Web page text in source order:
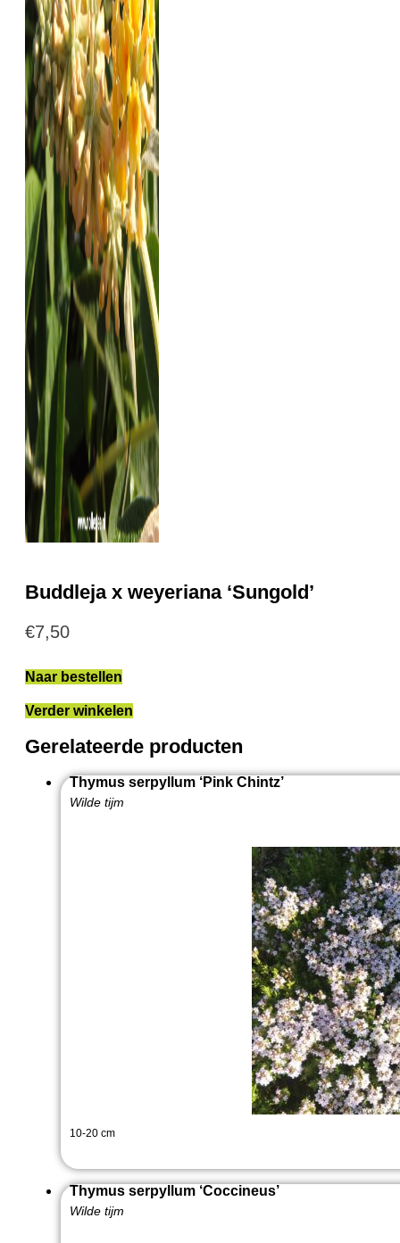
Buddleja x weyeriana ‘Sungold’
€7,50
Naar bestellen
Verder winkelen
Gerelateerde producten
Thymus serpyllum ‘Pink Chintz’
Wilde tijm
10-20 cm
Thymus serpyllum ‘Coccineus’
Wilde tijm